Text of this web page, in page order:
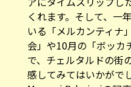
くれます。そして、一
いる「メルカンティナ
会」や10月の「ボッカ
で、チェルタルドの街
感してみてはいかがで